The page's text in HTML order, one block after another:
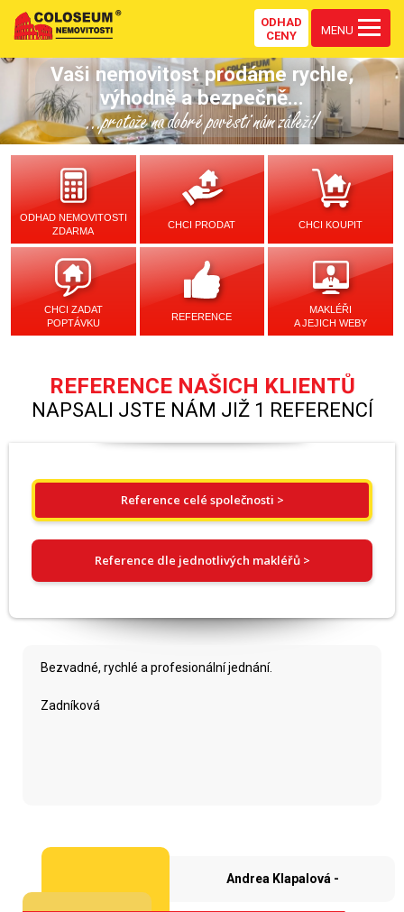
ODHAD
CENY
MENU
Vaši nemovitost prodáme rychle,
výhodně a bezpečně...
...protože na dobré pověsti nám záleží!
ODHAD NEMOVITOSTI
ZDARMA
CHCI PRODAT CHCI KOUPIT
CHCI ZADAT
POPTÁVKU
REFERENCE
MAKLÉŘI
A JEJICH WEBY
REFERENCE NAŠICH KLIENTŮ
NAPSALI JSTE NÁM JIŽ 1 REFERENCÍ
Reference celé společnosti >
Reference dle jednotlivých makléřů >
Bezvadné, rychlé a profesionální jednání.
Zadníková
Andrea Klapalová -